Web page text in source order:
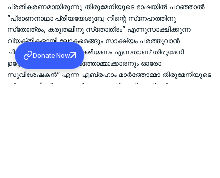
പ്രതികരണമായിരുന്നു. തിരുമേനിയുടെ ഭാഷയില്‍ പറഞ്ഞാല്‍
”പ്രാണനാഥാ പ്രിയയേശുവേ; നിന്റെ സ്‌നേഹത്തിനു
സ്‌തോത്രം, കരുതലിനു സ്‌തോത്രം” എന്നുസാക്ഷിക്കുന്ന
വ്യക്തികളായി ലോകമെങ്ങും സാക്ഷ്യം പരത്തുവാന്‍
ചിതറിപ്പോകുന്നവര്‍ക്കു കഴിയണം എന്നതാണ് തിരുമേനി
ഉദ്ദേശിച്ചത്. ”ഓരോ മാര്‍ത്തോമ്മാക്കാരനും ഓരോ
സുവിശേഷകന്‍” എന്ന ഏബ്രഹാം മാര്‍ത്തോമ്മാ തിരുമേനിയുടെ
ദര്‍ശനത്തിന്റെ പൊരുള്‍ ഇതാണ.് മാത്യൂസ് മാര്‍
Donate Now